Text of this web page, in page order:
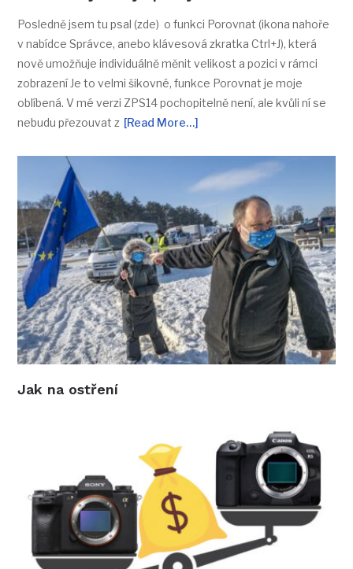
Posledně jsem tu psal (zde) o funkci Porovnat (ikona nahoře
v nabídce Správce, anebo klávesová zkratka Ctrl+J), která
nově umožňuje individuálně měnit velikost a pozici v rámci
zobrazení Je to velmi šikovné, funkce Porovnat je moje
oblíbená. V mé verzi ZPS14 pochopitelně není, ale kvůli ní se
nebudu přezouvat z [Read More…]
Jak na ostření